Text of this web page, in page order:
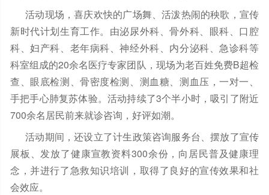
活动现场，喜庆欢快的广场舞、活泼热闹的秧歌，宣传
新时代计划生育工作。由泌尿外科、骨外科、眼科、口腔
科、妇产科、老年病科、神经外科、内分泌科、急诊科等
科室组成的20余名医疗专家团队，现场为老百姓免费B超检
查、眼底检测、骨密度检测、测血糖、测血压，一对一、
手把手心肺复苏体验。活动持续了3个半小时，吸引了附近
700余名居民前来就诊咨询，好评如潮。
活动期间，还设立了计生政策咨询服务台、摆放了宣传
展板、发放了健康宣教资料300余份，向居民普及健康理
念，并进行了急救知识培训，取得了良好的宣传效果和社
会效应。